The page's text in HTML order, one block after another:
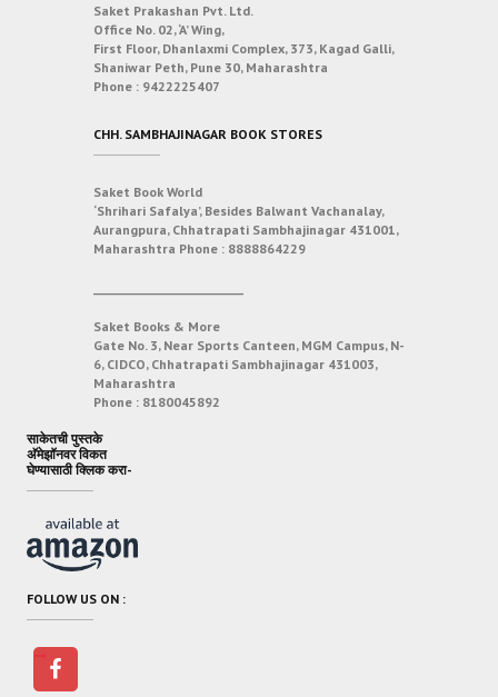
Saket Prakashan Pvt. Ltd.
Office No. 02, ‘A’ Wing,
First Floor, Dhanlaxmi Complex, 373, Kagad Galli,
Shaniwar Peth, Pune 30, Maharashtra
Phone : 9422225407
CHH. SAMBHAJINAGAR BOOK STORES
Saket Book World
‘Shrihari Safalya’, Besides Balwant Vachanalay,
Aurangpura, Chhatrapati Sambhajinagar 431001,
Maharashtra Phone : 8888864229
Saket Books & More
Gate No. 3, Near Sports Canteen, MGM Campus, N-
6, CIDCO, Chhatrapati Sambhajinagar 431003,
Maharashtra
Phone : 8180045892
साकेतची पुस्तके
अ‍ॅमेझॉनवर विकत
घेण्यासाठी क्लिक करा-
FOLLOW US ON :